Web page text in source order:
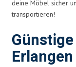
deine Möbel sicher
transportieren!